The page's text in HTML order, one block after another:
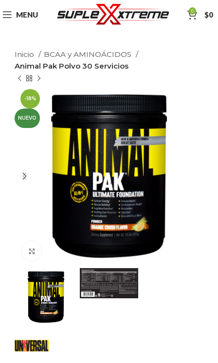
MENU 0 $0
Inicio
BCAA y AMINOÁCIDOS
Animal Pak Polvo 30 Servicios
-18%
NUEVO
Click to enlarge